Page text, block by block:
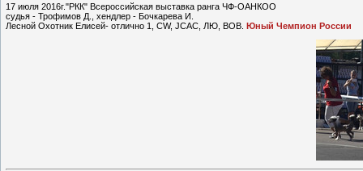
17 июля 2016г."РКК" Всероссийская выставка ранга ЧФ-ОАНКОО
судья - Трофимов Д., хендлер - Бочкарева И.
Лесной Охотник Елисей- отлично 1, CW, JCAC, ЛЮ, ВОВ. Юный Чемпион России